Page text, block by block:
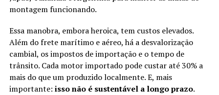
montagem funcionando.
Essa manobra, embora heroica, tem custos elevados.
Além do frete marítimo e aéreo, há a desvalorização
cambial, os impostos de importação e o tempo de
trânsito. Cada motor importado pode custar até 30% a
mais do que um produzido localmente. E, mais
importante: isso não é sustentável a longo prazo.